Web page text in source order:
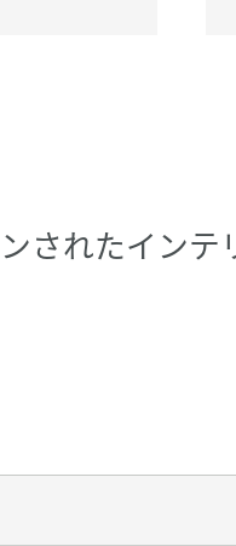
されたインテ